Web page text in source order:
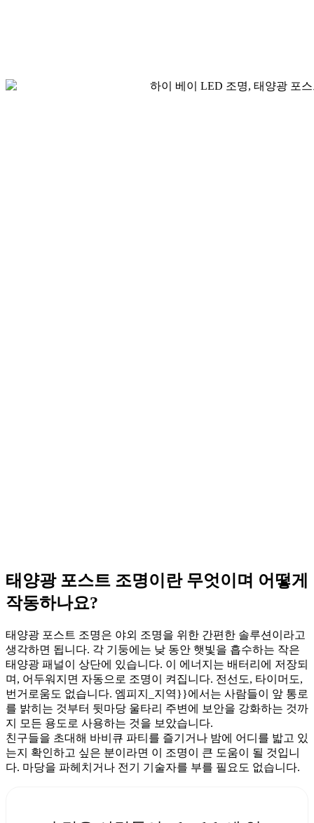
태양광 포스트 조명이란 무엇이며 어떻게
작동하나요?
태양광 포스트 조명은 야외 조명을 위한 간편한 솔루션이라고
생각하면 됩니다. 각 기둥에는 낮 동안 햇빛을 흡수하는 작은
태양광 패널이 상단에 있습니다. 이 에너지는 배터리에 저장되
며, 어두워지면 자동으로 조명이 켜집니다. 전선도, 타이머도,
번거로움도 없습니다. 엠피지_지역}}에서는 사람들이 앞 통로
를 밝히는 것부터 뒷마당 울타리 주변에 보안을 강화하는 것까
지 모든 용도로 사용하는 것을 보았습니다.
친구들을 초대해 바비큐 파티를 즐기거나 밤에 어디를 밟고 있
는지 확인하고 싶은 분이라면 이 조명이 큰 도움이 될 것입니
다. 마당을 파헤치거나 전기 기술자를 부를 필요도 없습니다.